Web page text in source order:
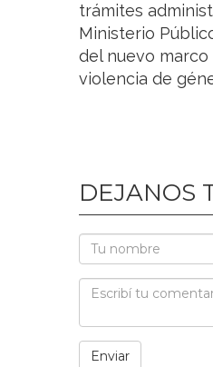
trámites
Ministerio
del nuevo
violencia de
DEJANOS